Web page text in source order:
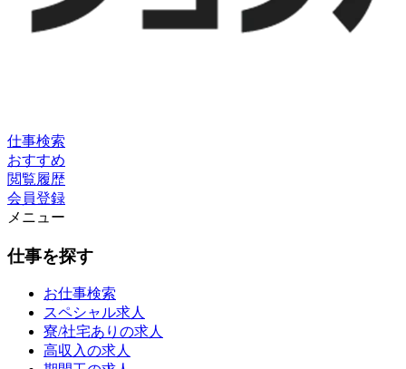
仕事検索
おすすめ
閲覧履歴
会員登録
メニュー
仕事を探す
お仕事検索
スペシャル求人
寮/社宅ありの求人
高収入の求人